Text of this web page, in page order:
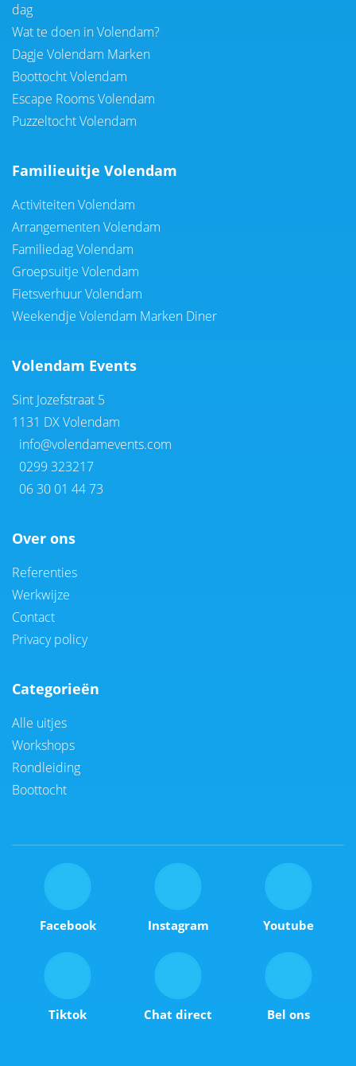
dag
Wat te doen in Volendam?
Dagje Volendam Marken
Boottocht Volendam
Escape Rooms Volendam
Puzzeltocht Volendam
Familieuitje Volendam
Activiteiten Volendam
Arrangementen Volendam
Familiedag Volendam
Groepsuitje Volendam
Fietsverhuur Volendam
Weekendje Volendam Marken Diner
Volendam Events
Sint Jozefstraat 5
1131 DX Volendam
info@volendamevents.com
0299 323217
06 30 01 44 73
Over ons
Referenties
Werkwijze
Contact
Privacy policy
Categorieën
Alle uitjes
Workshops
Rondleiding
Boottocht
Facebook Instagram Youtube
Tiktok Chat direct Bel ons